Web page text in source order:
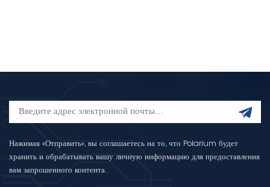
Нажимая «Отправить», вы соглашаетесь на то, что Polarium будет
хранить и обрабатывать вашу личную информацию для предоставления
вам запрошенного контента.